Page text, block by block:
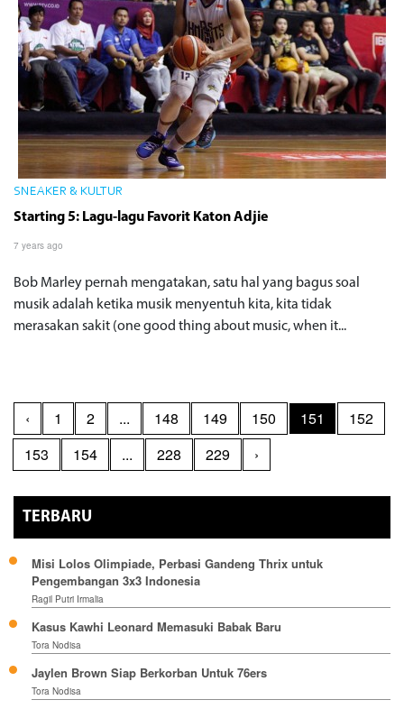
SNEAKER & KULTUR
Starting 5: Lagu-lagu Favorit Katon Adjie
7 years ago
Bob Marley pernah mengatakan, satu hal yang bagus soal
musik adalah ketika musik menyentuh kita, kita tidak
merasakan sakit (one good thing about music, when it...
‹ 1 2 ... 148 149 150 151
152
153
154 ... 228 229 ›
TERBARU
Misi Lolos Olimpiade, Perbasi Gandeng Thrix untuk
Pengembangan 3x3 Indonesia
Ragil Putri Irmalia
Kasus Kawhi Leonard Memasuki Babak Baru
Tora Nodisa
Jaylen Brown Siap Berkorban Untuk 76ers
Tora Nodisa